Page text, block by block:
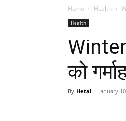
Home Health
Health
को
By Hetal - January